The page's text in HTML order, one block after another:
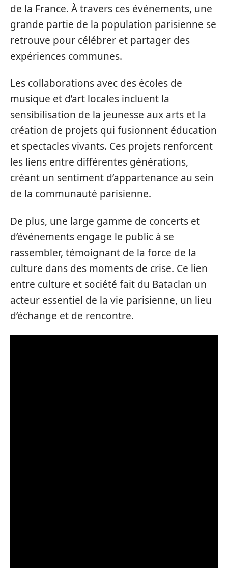
de la France. À travers ces événements, une
grande partie de la population parisienne se
retrouve pour célébrer et partager des
expériences communes.
Les collaborations avec des écoles de
musique et d’art locales incluent la
sensibilisation de la jeunesse aux arts et la
création de projets qui fusionnent éducation
et spectacles vivants. Ces projets renforcent
les liens entre différentes générations,
créant un sentiment d’appartenance au sein
de la communauté parisienne.
De plus, une large gamme de concerts et
d’événements engage le public à se
rassembler, témoignant de la force de la
culture dans des moments de crise. Ce lien
entre culture et société fait du Bataclan un
acteur essentiel de la vie parisienne, un lieu
d’échange et de rencontre.